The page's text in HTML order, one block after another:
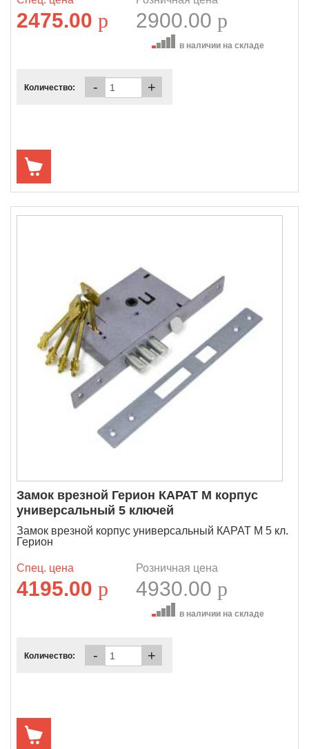
2475.00 p 2900.00 p
в наличии на складе
Количество: - +
Замок врезной Герион КАРАТ М корпус
универсальный 5 ключей
Замок врезной корпус универсальный КАРАТ М 5 кл.
Герион
Спец. цена
4195.00 p
Розничная цена
4930.00 p
в наличии на складе
Количество: - +